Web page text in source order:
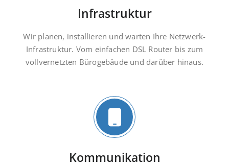
Infrastruktur
Wir planen, installieren und warten Ihre Netzwerk-
Infrastruktur. Vom einfachen DSL Router bis zum
vollvernetzten Bürogebäude und darüber hinaus.
Kommunikation